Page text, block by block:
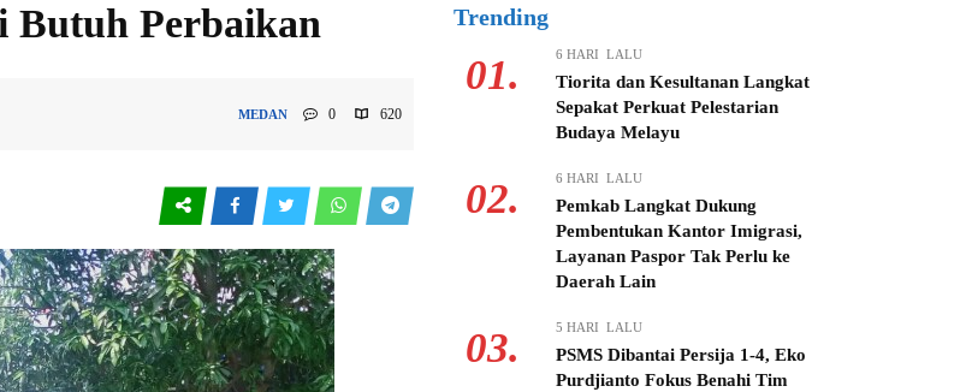
Butuh Perbaikan
MEDAN 0 620
Trending
01. 6 HARI LALU
Tiorita dan Kesultanan Langkat
Sepakat Perkuat Pelestarian
Budaya Melayu
02. 6 HARI LALU
Pemkab Langkat Dukung
Pembentukan Kantor Imigrasi,
Layanan Paspor Tak Perlu ke
Daerah Lain
03. 5 HARI LALU
PSMS Dibantai Persija 1-4, Eko
Purdjianto Fokus Benahi Tim